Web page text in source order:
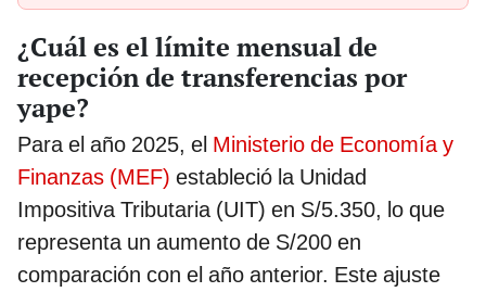
¿Cuál es el límite mensual de
recepción de transferencias por
yape?
Para el año 2025, el Ministerio de Economía y
Finanzas (MEF) estableció la Unidad
Impositiva Tributaria (UIT) en S/5.350, lo que
representa un aumento de S/200 en
comparación con el año anterior. Este ajuste